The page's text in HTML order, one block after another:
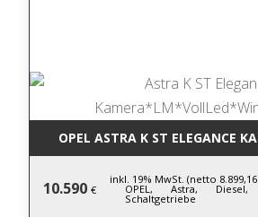
OPEL ASTRA K ST ELEGANCE
10.590 €
inkl. 19% MwSt. (netto 8.899,16
OPEL, Astra, Diesel,
Schaltgetriebe